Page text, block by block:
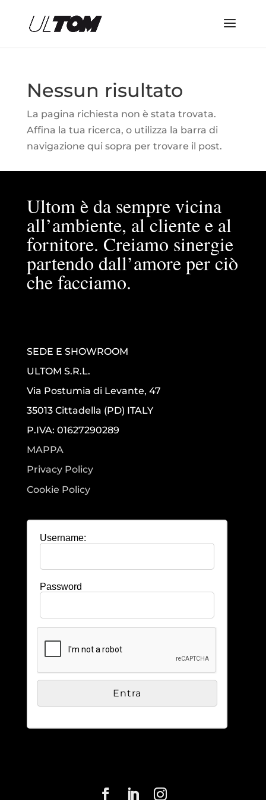
Nessun risultato
La pagina richiesta non è stata trovata.
Affina la tua ricerca, o utilizza la barra di
navigazione qui sopra per trovare il post.
Ultom è da sempre vicina
all’ambiente, al cliente e al
fornitore. Creiamo sinergie
partendo dall’amore per ciò
che facciamo.
SEDE E SHOWROOM
ULTOM S.R.L.
Via Postumia di Levante, 47
35013 Cittadella (PD) ITALY
P.IVA: 01627290289
MAPPA
Privacy Policy
Cookie Policy
Username:
Password